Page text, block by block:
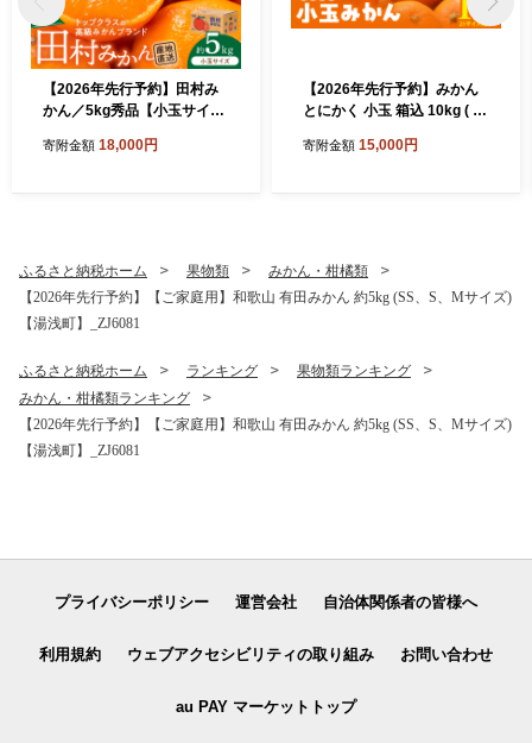
【2026年先行予約】田村み
かん／5kg秀品【小玉サイ
寄附金額 18,000円
【2026年先行予約】みかん
とにかく 小玉 箱込 10kg ( 内
秀品 優品 混合 有田みかん 和
寄附金額 15,000円
ふるさと納税ホーム 果物類
みかん・柑橘類
【2026年先行予約】【ご家庭用】和歌山 有田みかん 約5kg (SS、S、Mサイズ)
【湯浅町】_ZJ6081
ふるさと納税ホーム ランキング
果物類ランキング
みかん・柑橘類ランキング
【2026年先行予約】【ご家庭用】和歌山 有田みかん 約5kg (SS、S、Mサイズ)
【湯浅町】_ZJ6081
プライバシーポリシー 運営会社 自治体関係者の皆様へ
利用規約 ウェブアクセシビリティの取り組み お問い合わせ
au PAY マーケットトップ